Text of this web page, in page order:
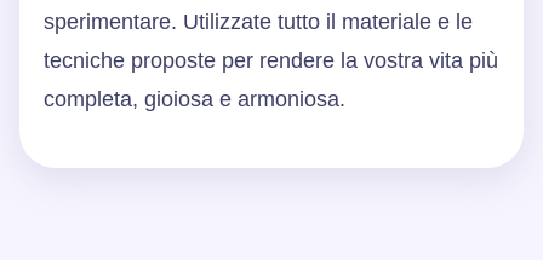
sperimentare. Utilizzate tutto il materiale e le
tecniche proposte per rendere la vostra vita più
completa, gioiosa e armoniosa.